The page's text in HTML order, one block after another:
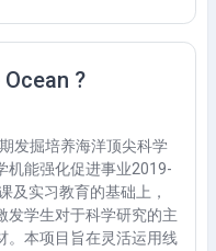
Ocean ?
发掘培养海洋顶尖科学
机能强化促进事业2019-
及实习教育的基础上，
发学生对于科学研究的主
。本项目旨在灵活运用线